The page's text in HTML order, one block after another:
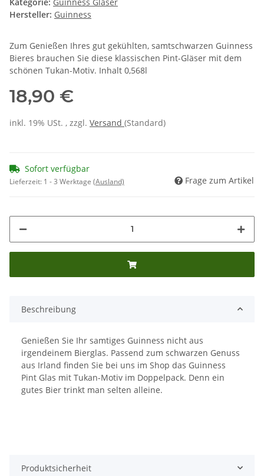
Hersteller: Guinness
Zum Genießen Ihres gut gekühlten, samtschwarzen Guinness
Bieres brauchen Sie diese klassischen Pint-Gläser mit dem
schönen Tukan-Motiv. Inhalt 0,568l
18,90 €
inkl. 19% USt. , zzgl. Versand (Standard)
Sofort verfügbar
Lieferzeit: 1 - 3 Werktage (Ausland) Frage zum Artikel
Beschreibung
Genießen Sie Ihr samtiges Guinness nicht aus
irgendeinem Bierglas. Passend zum schwarzen Genuss
aus Irland finden Sie bei uns im Shop das Guinness
Pint Glas mit Tukan-Motiv im Doppelpack. Denn ein
gutes Bier trinkt man selten alleine.
Produktsicherheit